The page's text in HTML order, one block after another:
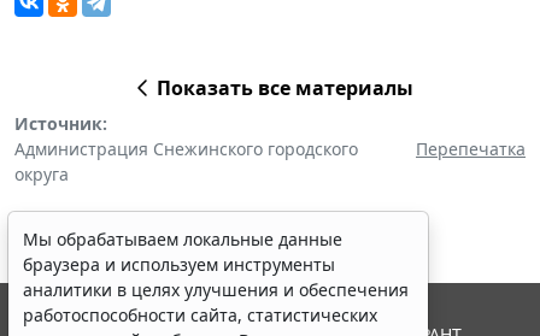
Показать все материалы
Источник:
Администрация Снежинского городского
округа
Перепечатка
Мы обрабатываем локальные данные
браузера и используем инструменты
аналитики в целях улучшения и обеспечения
работоспособности сайта, статистических